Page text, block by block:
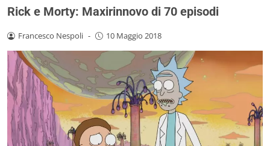
Rick e Morty: Maxirinnovo di 70 episodi
Francesco Nespoli - 10 Maggio 2018